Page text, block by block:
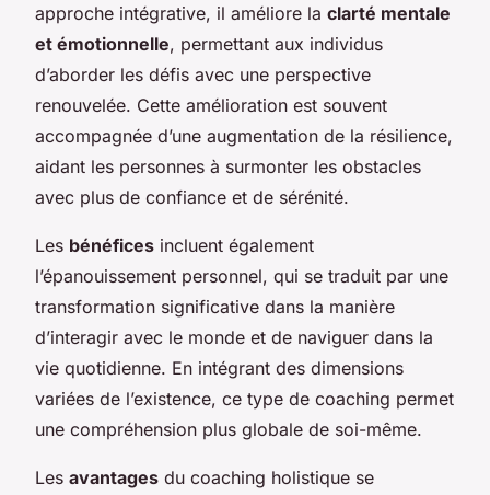
approche intégrative, il améliore la clarté mentale
et émotionnelle, permettant aux individus
d’aborder les défis avec une perspective
renouvelée. Cette amélioration est souvent
accompagnée d’une augmentation de la résilience,
aidant les personnes à surmonter les obstacles
avec plus de confiance et de sérénité.
Les bénéfices incluent également
l’épanouissement personnel, qui se traduit par une
transformation significative dans la manière
d’interagir avec le monde et de naviguer dans la
vie quotidienne. En intégrant des dimensions
variées de l’existence, ce type de coaching permet
une compréhension plus globale de soi-même.
Les avantages du coaching holistique se